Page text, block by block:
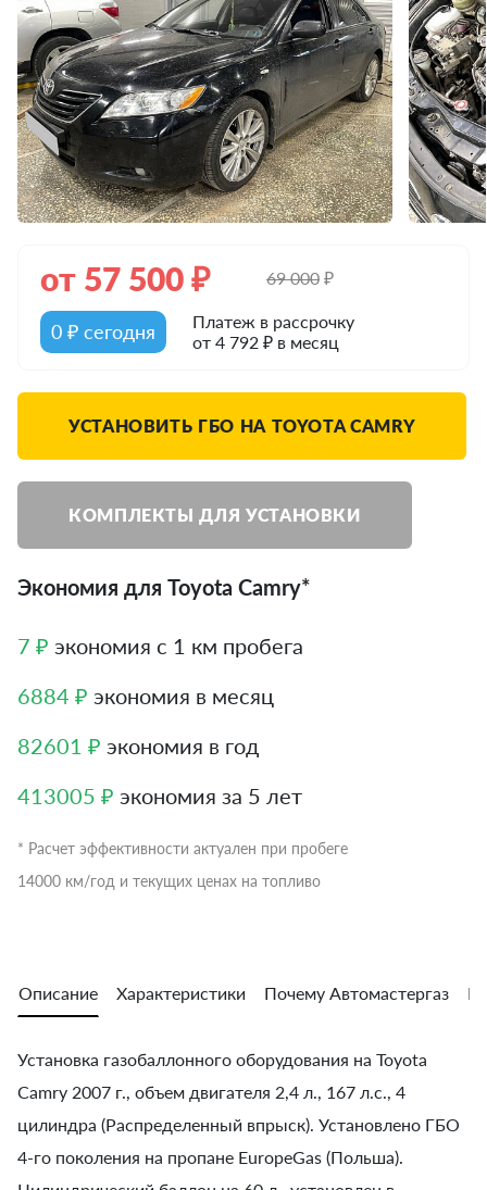
от 57 500₽ 69 000₽
0 ₽ сегодня
Платеж в рассрочку
от 4 792 ₽ в месяц
УСТАНОВИТЬ ГБО НА TOYOTA CAMRY
КОМПЛЕКТЫ ДЛЯ УСТАНОВКИ
Экономия для Toyota Camry*
7 ₽ экономия с 1 км пробега
6884 ₽ экономия в месяц
82601 ₽ экономия в год
413005 ₽ экономия за 5 лет
* Расчет эффективности актуален при пробеге
14000 км/год и текущих ценах на топливо
Описание Характеристики Почему Автомастергаз
Установка газобаллонного оборудования на Toyota
Camry 2007 г., объем двигателя 2,4 л., 167 л.с., 4
цилиндра (Распределенный впрыск). Установлено ГБО
4-го поколения на пропане EuropeGas (Польша).